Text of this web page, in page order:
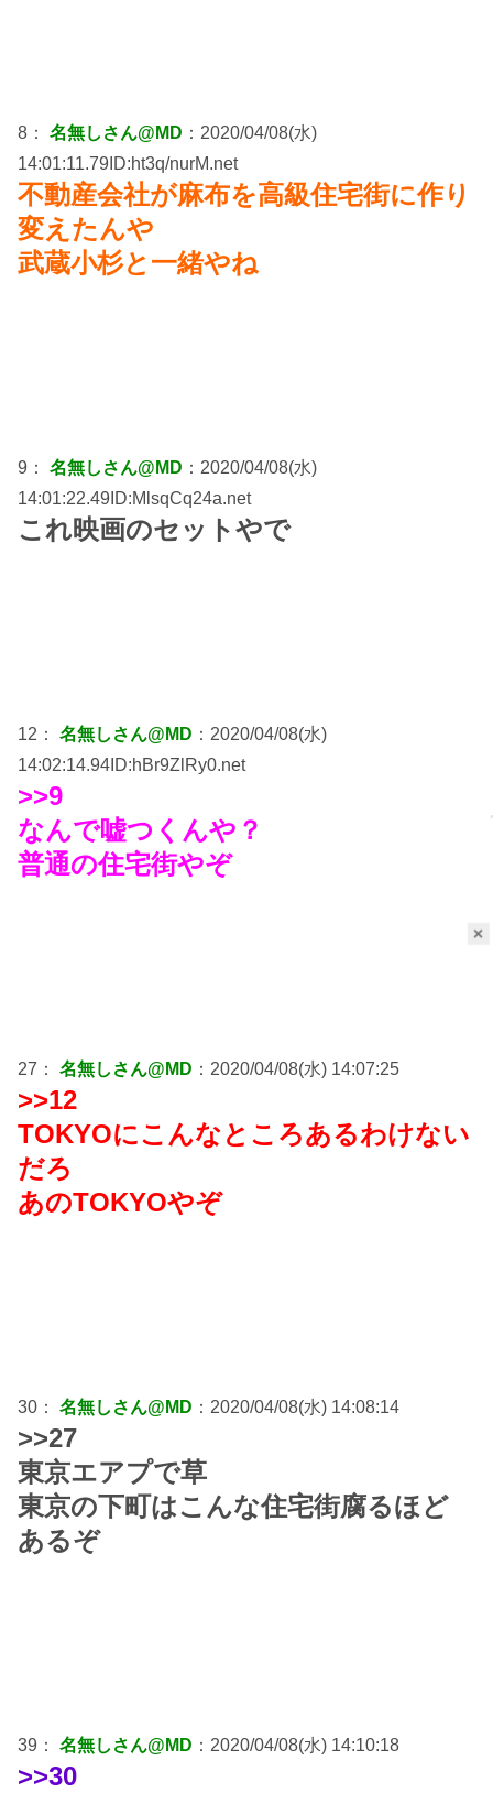
×
8： 名無しさん@MD ：2020/04/08(水)
14:01:11.79ID:ht3q/nurM.net
不動産会社が麻布を高級住宅街に作り
変えたんや
武蔵小杉と一緒やね
9： 名無しさん@MD ：2020/04/08(水)
14:01:22.49ID:MlsqCq24a.net
これ映画のセットやで
12： 名無しさん@MD ：2020/04/08(水)
14:02:14.94ID:hBr9ZlRy0.net
>>9
なんで嘘つくんや？
普通の住宅街やぞ
27： 名無しさん@MD ：2020/04/08(水) 14:07:25
>>12
TOKYOにこんなところあるわけない
だろ
あのTOKYOやぞ
30： 名無しさん@MD ：2020/04/08(水) 14:08:14
>>27
東京エアプで草
東京の下町はこんな住宅街腐るほど
あるぞ
39： 名無しさん@MD ：2020/04/08(水) 14:10:18
>>30